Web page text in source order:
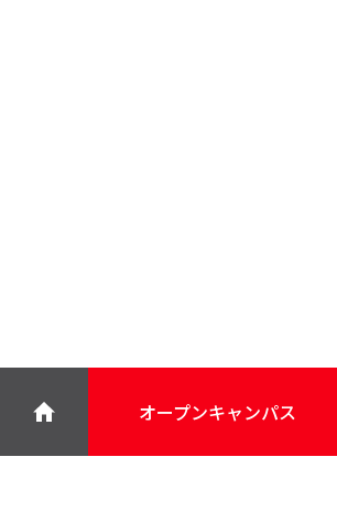
オープンキャンパス